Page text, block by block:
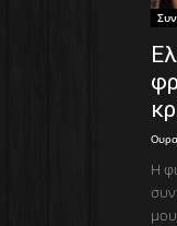
Η